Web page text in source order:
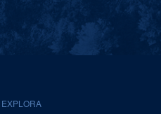
EXPLORA